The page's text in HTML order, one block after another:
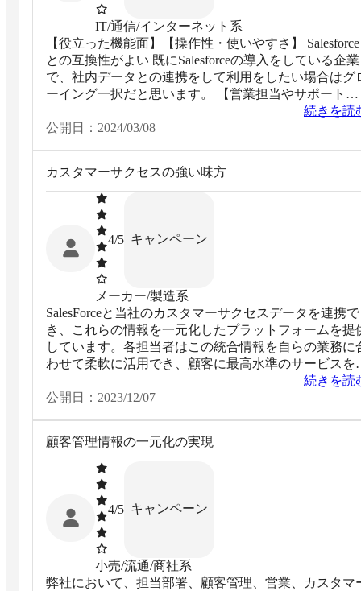
IT/通信/インターネット系
【役立った機能面】【操作性・使いやすさ】 Salesforce
との互換性がよい 既にSalesforceの導入をしている企業
で、社内データとの連携をして利用をしたい場合はグ
ーイング一択だと思います。 【営業担当やサポート
面】 カスタマーサクセスチームの方が親身に対応して
くださります。自社に最適化をしたカスタマイズと提
続きを読
公開日： 2024/03/08
カスタマーサクセスの強い味方
4/5 キャンペーン
メーカー/製造系
SalesForceと当社のカスタマーサクセスデータを連携で
き、これらの情報を一元化したプラットフォームを提
しています。各担当者はこの統合情報を自らの業務に
わせて柔軟に活用でき、顧客に最高水準のサービスを
続きを読
公開日： 2023/12/07
顧客管理情報の一元化の実現
4/5 キャンペーン
小売/流通/商社系
弊社において、担当部署、顧客管理、営業、カスタマ